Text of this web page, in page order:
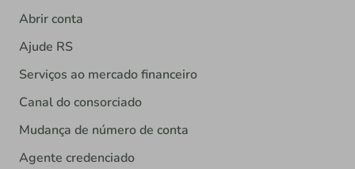
Abrir conta
Ajude RS
Serviços ao mercado financeiro
Canal do consorciado
Mudança de número de conta
Agente credenciado